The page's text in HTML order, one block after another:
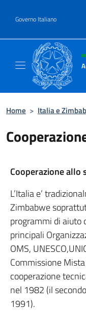
Governo Italiano
Home > Italia e
Cooperazione allo
L’Italia e’
Zimbabwe
programmi di aiuto
principali
OMS,
Commissione
cooperazione
nel 1982 (il
1991).